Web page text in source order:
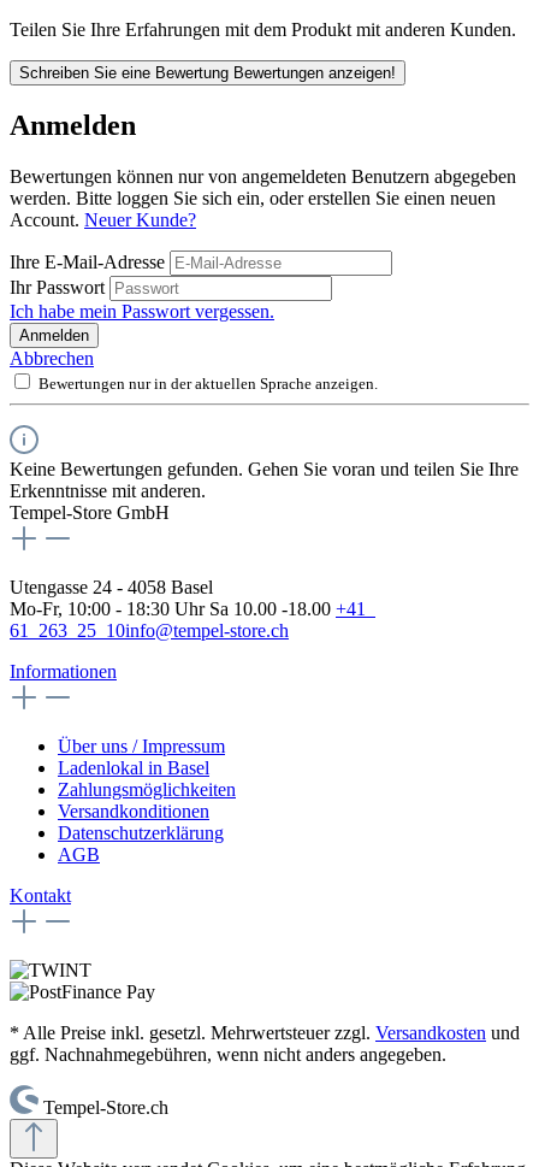
Teilen Sie Ihre Erfahrungen mit dem Produkt mit anderen Kunden.
Schreiben Sie eine Bewertung Bewertungen anzeigen!
Anmelden
Bewertungen können nur von angemeldeten Benutzern abgegeben
werden. Bitte loggen Sie sich ein, oder erstellen Sie einen neuen
Account. Neuer Kunde?
Ihre E-Mail-Adresse
Ihr Passwort
Ich habe mein Passwort vergessen.
Anmelden
Abbrechen
Bewertungen nur in der aktuellen Sprache anzeigen.
Keine Bewertungen gefunden. Gehen Sie voran und teilen Sie Ihre
Erkenntnisse mit anderen.
Tempel-Store GmbH
Utengasse 24 - 4058 Basel
Mo-Fr, 10:00 - 18:30 Uhr Sa 10.00 -18.00 +41
61 263 25 10info@tempel-store.ch
Informationen
Über uns / Impressum
Ladenlokal in Basel
Zahlungsmöglichkeiten
Versandkonditionen
Datenschutzerklärung
AGB
Kontakt
* Alle Preise inkl. gesetzl. Mehrwertsteuer zzgl. Versandkosten und
ggf. Nachnahmegebühren, wenn nicht anders angegeben.
Tempel-Store.ch